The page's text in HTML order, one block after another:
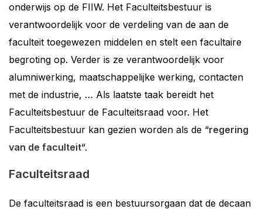
onderwijs op de FIIW. Het Faculteitsbestuur is
verantwoordelijk voor de verdeling van de aan de
faculteit toegewezen middelen en stelt een facultaire
begroting op. Verder is ze verantwoordelijk voor
alumniwerking, maatschappelijke werking, contacten
met de industrie, … Als laatste taak bereidt het
Faculteitsbestuur de Faculteitsraad voor. Het
Faculteitsbestuur kan gezien worden als de “regering
van de faculteit“.
Faculteitsraad
De faculteitsraad is een bestuursorgaan dat de decaan